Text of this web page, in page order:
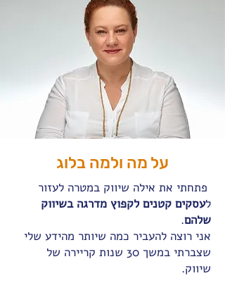
על מה ולמה בלוג
פתחתי את אילה שיווק במטרה לעזור
לעסקים קטנים לקפוץ מדרגה בשיווק
שלהם.
אני רוצה להעביר כמה שיותר מהידע שלי
שצברתי במשך 30 שנות קריירה של
שיווק.